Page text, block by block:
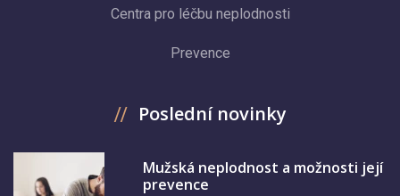
Centra pro léčbu neplodnosti
Prevence
Poslední novinky
Mužská neplodnost a možnosti její
prevence